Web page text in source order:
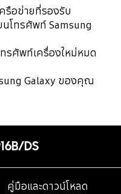
รือข่ายที่รองรับ
โทรศัพท์ Samsung
รศัพท์เครื่องใหม่หมด
Galaxy ของคุณ
DS
คู่มือและดาวน์โหลด